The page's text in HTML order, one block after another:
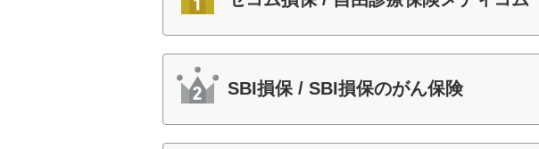
SBI損保 / SBI損保のがん保険